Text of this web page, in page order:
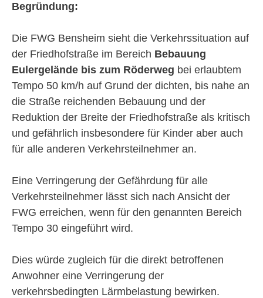
Begründung:
Die FWG Bensheim sieht die Verkehrssituation auf
der Friedhofstraße im Bereich Bebauung
Eulergelände bis zum Röderweg bei erlaubtem
Tempo 50 km/h auf Grund der dichten, bis nahe an
die Straße reichenden Bebauung und der
Reduktion der Breite der Friedhofstraße als kritisch
und gefährlich insbesondere für Kinder aber auch
für alle anderen Verkehrsteilnehmer an.
Eine Verringerung der Gefährdung für alle
Verkehrsteilnehmer lässt sich nach Ansicht der
FWG erreichen, wenn für den genannten Bereich
Tempo 30 eingeführt wird.
Dies würde zugleich für die direkt betroffenen
Anwohner eine Verringerung der
verkehrsbedingten Lärmbelastung bewirken.